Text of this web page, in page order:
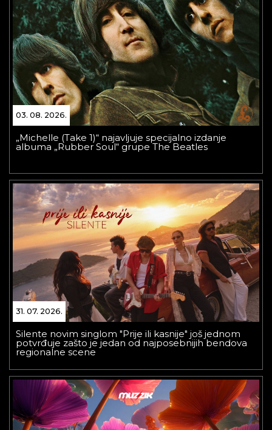
03. 08. 2026.
„Michelle (Take 1)“ najavljuje specijalno izdanje
albuma „Rubber Soul“ grupe The Beatles
31. 07. 2026.
Silente novim singlom "Prije ili kasnije" još jednom
potvrđuje zašto je jedan od najposebnijih bendova
regionalne scene